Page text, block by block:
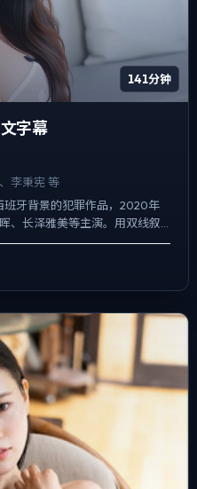
141分钟
字幕
李秉宪 等
班牙背景的犯罪作品，2020年
、长泽雅美等主演。用双线叙
服务于叙事节点，每场打...